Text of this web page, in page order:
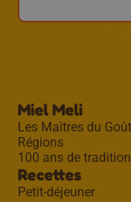
Miel Meli
Les Maîtres du Goût
Régions
100 ans de tradition
Recettes
Petit-déjeuner